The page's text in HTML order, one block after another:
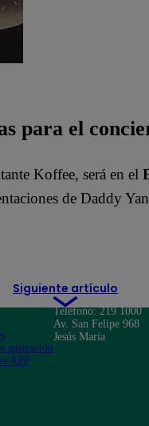
para el
Koffee, será en el
de Daddy
Siguiente artículo
aplicación
APP
Teléfono: 219 1000
Av. San Felipe 968
Jesús María